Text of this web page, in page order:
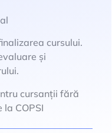
cursului.
și
cursanții fără
COPSI